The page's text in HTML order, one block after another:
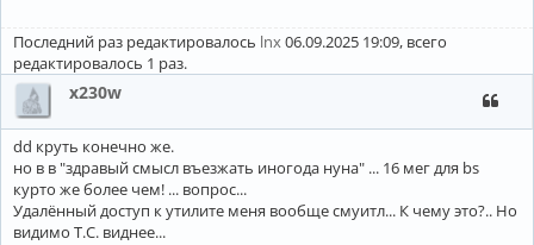
Последний раз редактировалось lnx06.09.2025 19:09, всего
редактировалось 1 раз.
x230w
dd круть конечно же.
но в в "здравый смысл въезжать иногода нуна" ... 16 мег для bs
курто же более чем! ... вопрос...
Удалённый доступ к утилите меня вообще смуитл... К чему это?.. Но
видимо Т.С. виднее...